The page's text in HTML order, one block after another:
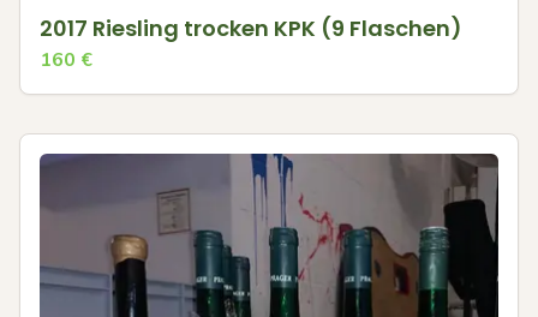
2017 Riesling trocken KPK (9 Flaschen)
160 €